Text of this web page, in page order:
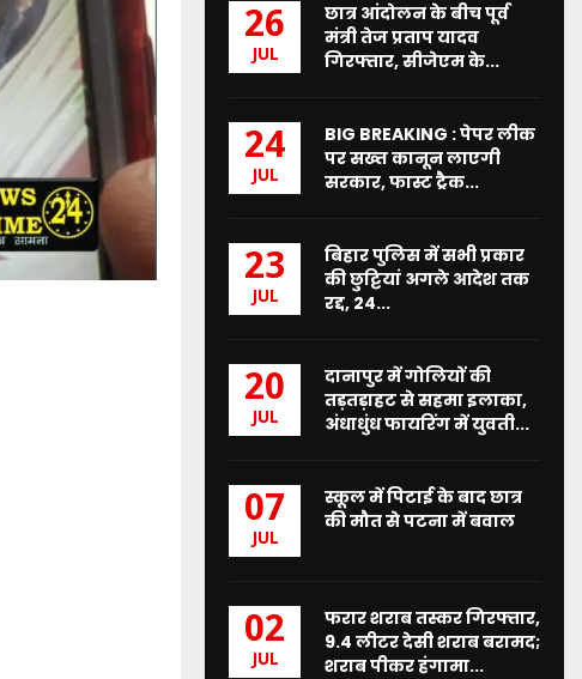
26
JUL
छात्र आंदोलन के बीच पूर्व
मंत्री तेज प्रताप यादव
गिरफ्तार, सीजेएम के...
24
JUL
BIG BREAKING : पेपर लीक
पर सख्त कानून लाएगी
सरकार, फास्ट ट्रैक...
23
JUL
बिहार पुलिस में सभी प्रकार
की छुट्टियां अगले आदेश तक
रद्द, 24...
20
JUL
दानापुर में गोलियों की
तड़तड़ाहट से सहमा इलाका,
अंधाधुंध फायरिंग में युवती...
07
JUL
स्कूल में पिटाई के बाद छात्र
की मौत से पटना में बवाल
02
JUL
फरार शराब तस्कर गिरफ्तार,
9.4 लीटर देसी शराब बरामद;
शराब पीकर हंगामा...